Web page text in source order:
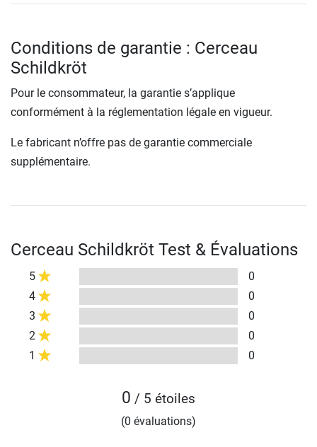
Conditions de garantie : Cerceau
Schildkröt
Pour le consommateur, la garantie s’applique
conformément à la réglementation légale en vigueur.
Le fabricant n’offre pas de garantie commerciale
supplémentaire.
Cerceau Schildkröt Test & Évaluations
5
0
4
0
3
0
2
0
1
0
0 / 5 étoiles
(0 évaluations)